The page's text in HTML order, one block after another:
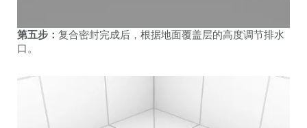
第五步： 复合密封完成后，根据地面覆盖层的高度调节排水
口。